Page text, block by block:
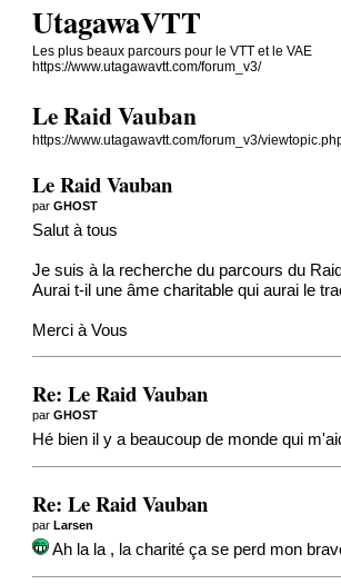
UtagawaVTT
Les plus beaux parcours pour le VTT et le VAE
https://www.utagawavtt.com/forum_v3/
Le Raid Vauban
https://www.utagawavtt.com/forum_v3/
Le Raid Vauban
parGHOST
Salut à tous
Je suis à la recherche du parcours du
Aurai t-il une âme charitable qui aurai le
Merci à Vous
Re: Le Raid Vauban
parGHOST
Hé bien il y a beaucoup de monde qui
Re: Le Raid Vauban
parLarsen
Ah la la , la charité ça se perd mon